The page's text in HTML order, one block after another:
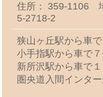
住所： 359-1106
5-2718-2
狭山ヶ丘駅から車
小手指駅から車で
新所沢駅から車で
圏央道入間インタ